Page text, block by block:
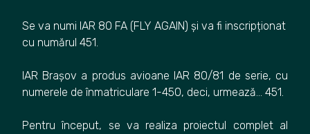
Se va numi IAR 80 FA (FLY AGAIN) și va fi inscripționat
cu numărul 451.
IAR Brașov a produs avioane IAR 80/81 de serie, cu
numerele de înmatriculare 1-450, deci, urmează… 451.
Pentru început, se va realiza proiectul complet al